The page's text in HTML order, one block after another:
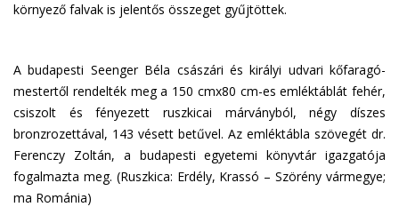
környező falvak is jelentős összeget gyűjtöttek.
A budapesti Seenger Béla császári és királyi udvari kőfaragó-
mestertől rendelték meg a 150 cmx80 cm-es emléktáblát fehér,
csiszolt és fényezett ruszkicai márványból, négy díszes
bronzrozettával, 143 vésett betűvel. Az emléktábla szövegét dr.
Ferenczy Zoltán, a budapesti egyetemi könyvtár igazgatója
fogalmazta meg. (Ruszkica: Erdély, Krassó – Szörény vármegye;
ma Románia)